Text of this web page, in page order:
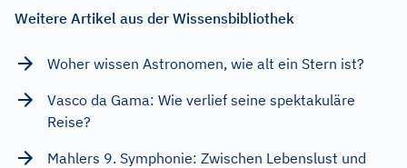
Weitere Artikel aus der Wissensbibliothek
Woher wissen Astronomen, wie alt ein Stern ist?
Vasco da Gama: Wie verlief seine spektakuläre
Reise?
Mahlers 9. Symphonie: Zwischen Lebenslust und